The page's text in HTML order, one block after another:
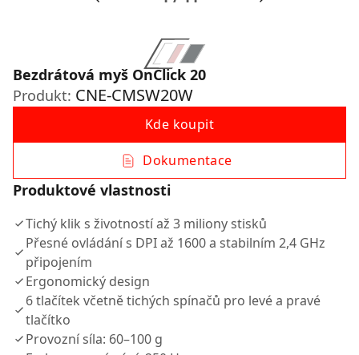
Bezdrátová myš OnClick 20
Produkt: CNE-CMSW20W
Kde koupit
Dokumentace
Produktové vlastnosti
Tichý klik s životností až 3 miliony stisků
Přesné ovládání s DPI až 1600 a stabilním 2,4 GHz
připojením
Ergonomický design
6 tlačítek včetně tichých spínačů pro levé a pravé
tlačítko
Provozní síla: 60–100 g